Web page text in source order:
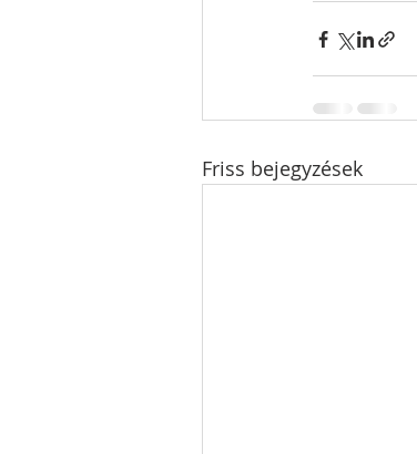
Friss bejegyzések